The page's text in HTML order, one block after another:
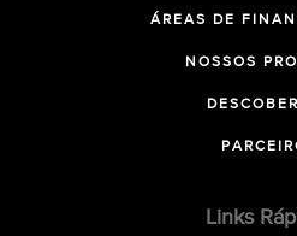
ÁREAS DE
NOSSOS
Links